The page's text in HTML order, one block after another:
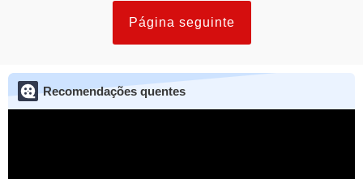
Página seguinte
Recomendações quentes